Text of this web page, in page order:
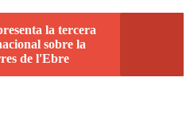
la tercera
sobre la
de l'Ebre